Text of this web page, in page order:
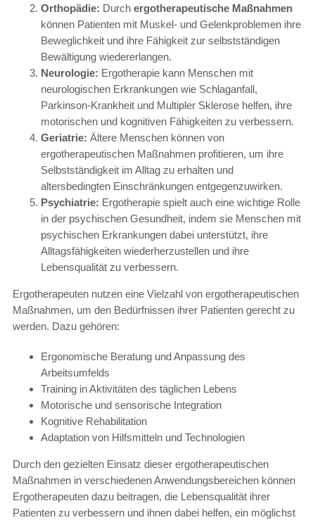
Orthopädie: Durch ergotherapeutische Maßnahmen
können Patienten mit Muskel- und Gelenkproblemen ihre
Beweglichkeit und ihre Fähigkeit zur selbstständigen
Bewältigung wiedererlangen.
Neurologie: Ergotherapie kann Menschen mit
neurologischen Erkrankungen wie Schlaganfall,
Parkinson-Krankheit und Multipler Sklerose helfen, ihre
motorischen und kognitiven Fähigkeiten zu verbessern.
Geriatrie: Ältere Menschen können von
ergotherapeutischen Maßnahmen profitieren, um ihre
Selbstständigkeit im Alltag zu erhalten und
altersbedingten Einschränkungen entgegenzuwirken.
Psychiatrie: Ergotherapie spielt auch eine wichtige Rolle
in der psychischen Gesundheit, indem sie Menschen mit
psychischen Erkrankungen dabei unterstützt, ihre
Alltagsfähigkeiten wiederherzustellen und ihre
Lebensqualität zu verbessern.
Ergotherapeuten nutzen eine Vielzahl von ergotherapeutischen
Maßnahmen, um den Bedürfnissen ihrer Patienten gerecht zu
werden. Dazu gehören:
Ergonomische Beratung und Anpassung des
Arbeitsumfelds
Training in Aktivitäten des täglichen Lebens
Motorische und sensorische Integration
Kognitive Rehabilitation
Adaptation von Hilfsmitteln und Technologien
Durch den gezielten Einsatz dieser ergotherapeutischen
Maßnahmen in verschiedenen Anwendungsbereichen können
Ergotherapeuten dazu beitragen, die Lebensqualität ihrer
Patienten zu verbessern und ihnen dabei helfen, ein möglichst